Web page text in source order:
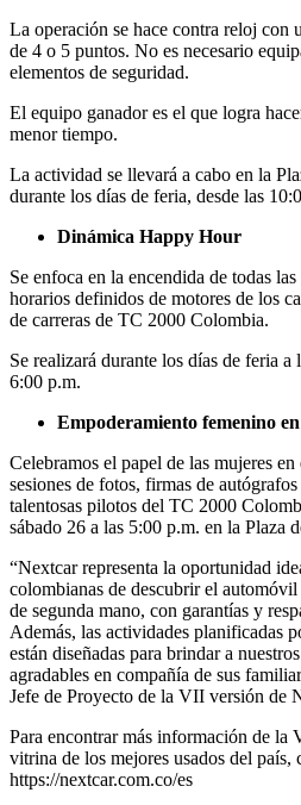
La operación se hace contra reloj con
de 4 o 5 puntos. No es necesario
elementos de seguridad.
El equipo ganador es el que logra
menor tiempo.
La actividad se llevará a cabo en la
durante los días de feria, desde las
Dinámica Happy Hour
Se enfoca en la encendida de todas
horarios definidos de motores de los
de carreras de TC 2000 Colombia.
Se realizará durante los días de feria
6:00 p.m.
Empoderamiento femenino
Celebramos el papel de las mujeres
sesiones de fotos, firmas de
talentosas pilotos del TC 2000
sábado 26 a las 5:00 p.m. en la Plaza
“Nextcar representa la oportunidad
colombianas de descubrir el automóvil
de segunda mano, con garantías y
Además, las actividades planificadas
están diseñadas para brindar a
agradables en compañía de sus
Jefe de Proyecto de la VII versión de
Para encontrar más información de la
vitrina de los mejores usados del
https://nextcar.com.co/es